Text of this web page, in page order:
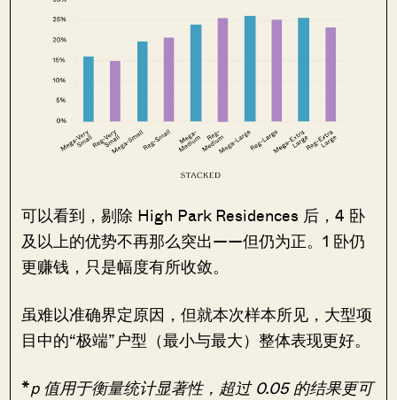
可以看到，剔除 High Park Residences 后，4 卧
及以上的优势不再那么突出——但仍为正。1 卧仍
更赚钱，只是幅度有所收敛。
虽难以准确界定原因，但就本次样本所见，大型项
目中的“极端”户型（最小与最大）整体表现更好。
*p 值用于衡量统计显著性，超过 0.05 的结果更可